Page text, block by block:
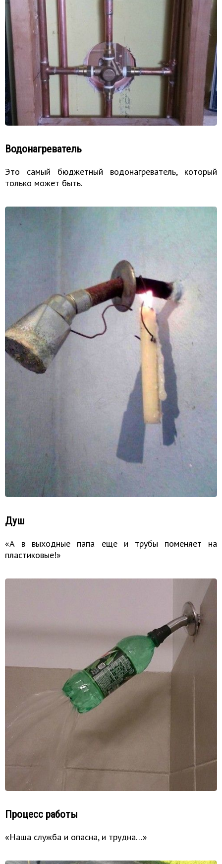
Водонагреватель
Это самый бюджетный водонагреватель, который
только может быть.
Душ
«А в выходные папа еще и трубы поменяет на
пластиковые!»
Процесс работы
«Наша служба и опасна, и трудна…»